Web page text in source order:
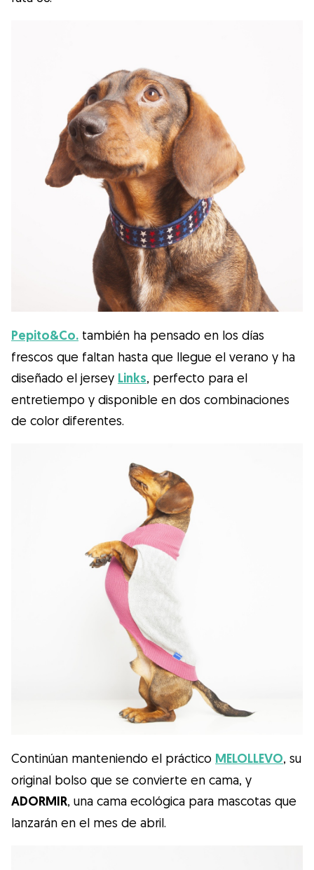
Pepito&Co. también ha pensado en los días
frescos que faltan hasta que llegue el verano y ha
diseñado el jersey Links, perfecto para el
entretiempo y disponible en dos combinaciones
de color diferentes.
Continúan manteniendo el práctico MELOLLEVO, su
original bolso que se convierte en cama, y
ADORMIR, una cama ecológica para mascotas que
lanzarán en el mes de abril.